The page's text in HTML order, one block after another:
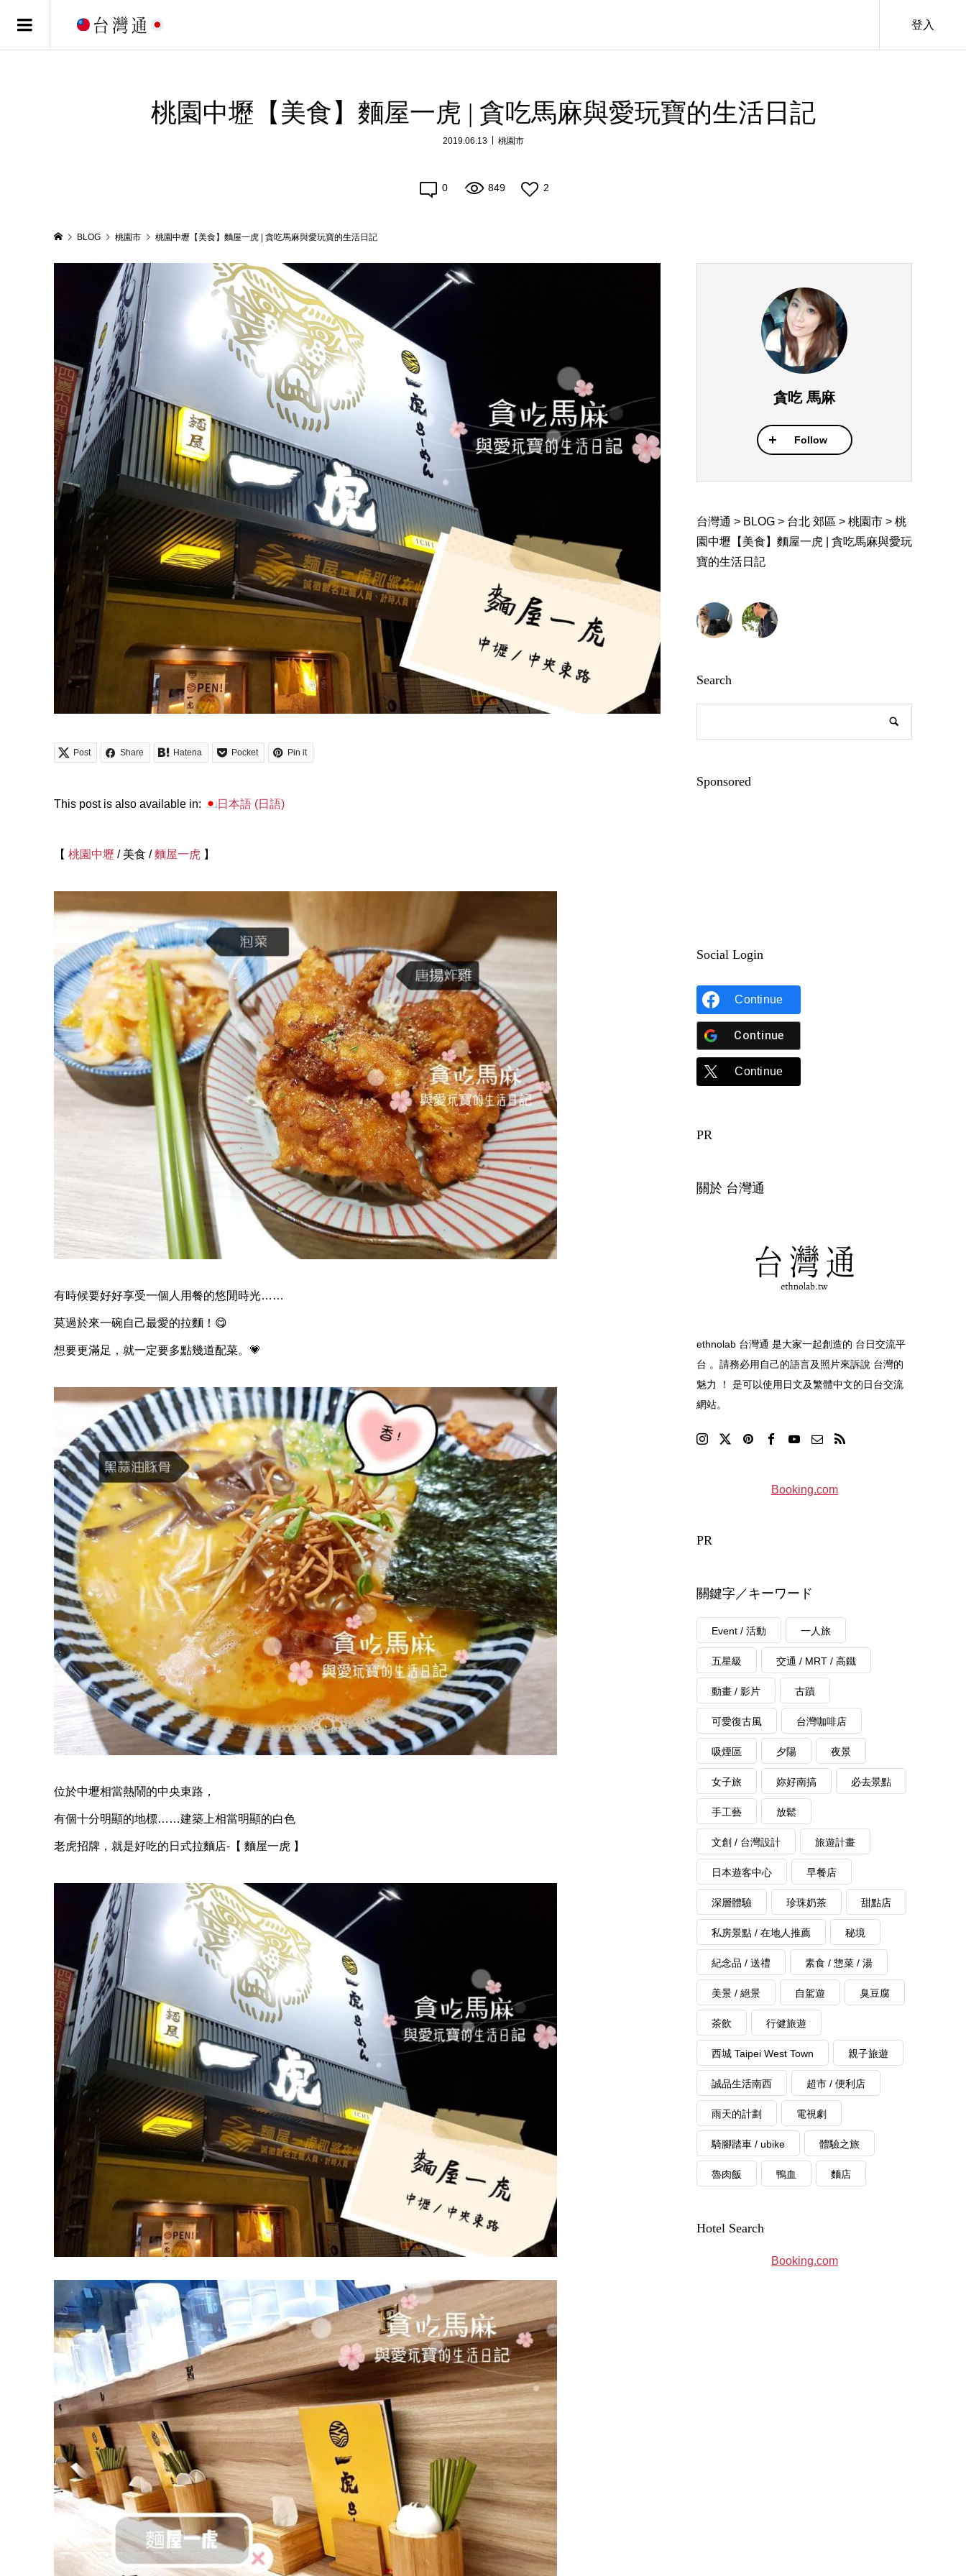
登入
桃園中壢【美食】麵屋一虎 | 貪吃馬麻與愛玩寶的生活日記
2019.06.13 桃園市
0 849 2
BLOG 桃園市 桃園中壢【美食】麵屋一虎 | 貪吃馬麻與愛玩寶的生活日記
Post Share Hatena Pocket Pin it
This post is also available in: 日本語(日語)
【 桃園中壢 / 美食 /麵屋一虎 】
有時候要好好享受一個人用餐的悠閒時光……
莫過於來一碗自己最愛的拉麵！ 😋
想要更滿足，就一定要多點幾道配菜。 💗
位於中壢相當熱鬧的中央東路，
有個十分明顯的地標……建築上相當明顯的白色
老虎招牌，就是好吃的日式拉麵店-【 麵屋一虎 】
貪吃 馬麻
Follow
台灣通 > BLOG > 台北 郊區 >桃園市 >桃
園中壢【美食】麵屋一虎 | 貪吃馬麻與愛玩
寶的生活日記
Search
Sponsored
Social Login
Continue
Continue
Continue
PR
關於 台灣通
ethnolab 台灣通 是大家一起創造的 台日交流平
台 。請務必用自己的語言及照片來訴說 台灣的
魅力 ！ 是可以使用日文及繁體中文的日台交流
網站。
Booking.com
PR
關鍵字／キーワード
Event / 活動 一人旅
五星級 交通 / MRT / 高鐵
動畫 / 影片 古蹟
可愛復古風 台灣咖啡店
吸煙區 夕陽 夜景
女子旅 妳好南搞 必去景點
手工藝 放鬆
文創 / 台灣設計 旅遊計畫
日本遊客中心 早餐店
深層體驗 珍珠奶茶 甜點店
私房景點 / 在地人推薦 秘境
紀念品 / 送禮 素食 / 惣菜 / 湯
美景 / 絕景 自駕遊 臭豆腐
茶飲 行健旅遊
西城 Taipei West Town 親子旅遊
誠品生活南西 超市 / 便利店
雨天的計劃 電視劇
騎腳踏車 / ubike 體驗之旅
魯肉飯 鴨血 麵店
Hotel Search
Booking.com